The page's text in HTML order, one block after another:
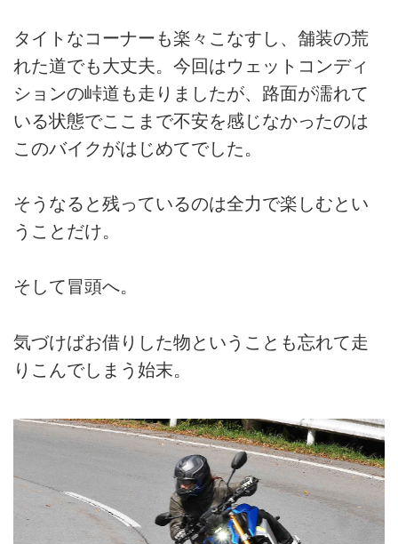
タイトなコーナーも楽々こなすし、舗装の荒
れた道でも大丈夫。今回はウェットコンディ
ションの峠道も走りましたが、路面が濡れて
いる状態でここまで不安を感じなかったのは
このバイクがはじめてでした。
そうなると残っているのは全力で楽しむとい
うことだけ。
そして冒頭へ。
気づけばお借りした物ということも忘れて走
りこんでしまう始末。